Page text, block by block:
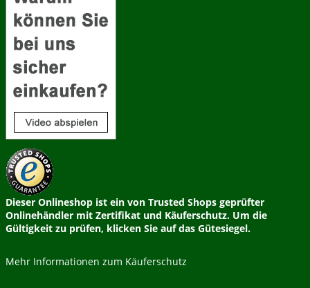
Dieser Onlineshop ist ein von Trusted Shops geprüfter
Onlinehändler mit Zertifikat und Käuferschutz. Um die
Gültigkeit zu prüfen, klicken Sie auf das Gütesiegel.
Mehr Informationen zum Käuferschutz